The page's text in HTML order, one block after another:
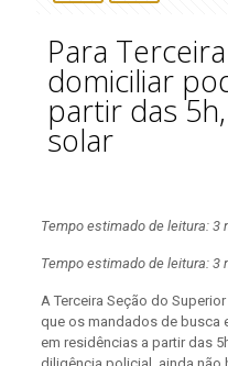
Para
domiciliar
partir das
solar
Tempo estimado de leitura: 3
Tempo estimado de leitura: 3
A Terceira Seção do
que os mandados de busca
em residências a partir das